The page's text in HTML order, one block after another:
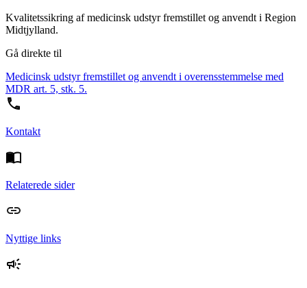
Kvalitetssikring af medicinsk udstyr fremstillet og anvendt i Region
Midtjylland.
Gå direkte til
Medicinsk udstyr fremstillet og anvendt i overensstemmelse med
MDR art. 5, stk. 5.
Kontakt
Relaterede sider
Nyttige links